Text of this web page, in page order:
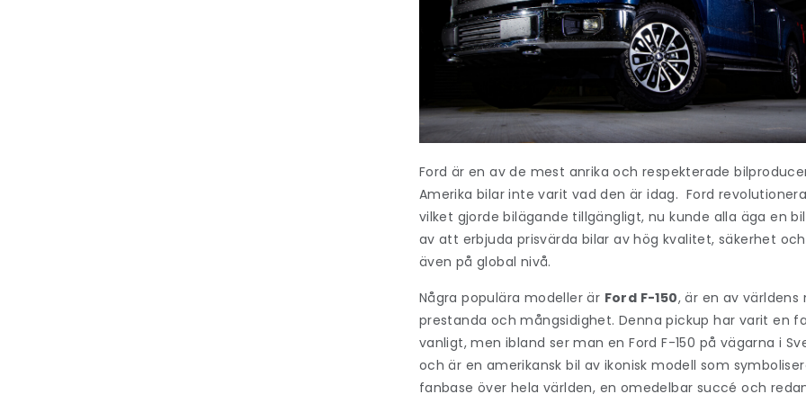
Ford är en av de mest anrika och respekterade
Amerika bilarinte varit vad den är idag. Ford
vilket gjorde bilägande tillgängligt, nu kunde alla äga en
av att erbjuda prisvärda bilar av hög kvalitet, säkerhet
även på global nivå.
Några populära modeller är Ford F-150, är en av
prestanda och mångsidighet. Denna pickup har varit en
vanligt, men ibland ser man en Ford F-150 på vägarna i
och är en amerikansk bil av ikonisk modell som
fanbase över hela världen, en omedelbar succé och